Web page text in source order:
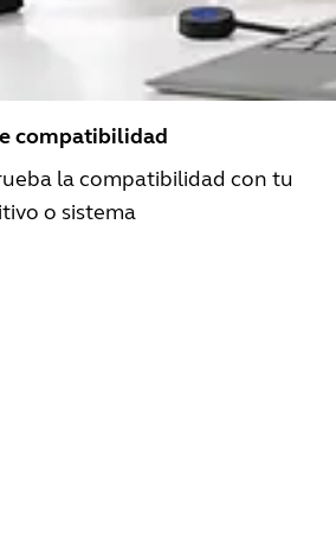
compatibilidad
la compatibilidad con tu
o sistema